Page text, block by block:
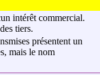
intérêt commercial.
tiers.
présentent un
mais le nom